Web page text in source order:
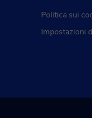
Politica sui
Impostazioni